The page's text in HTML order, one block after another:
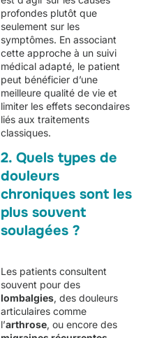
profondes plutôt que
seulement sur les
symptômes. En associant
cette approche à un suivi
médical adapté, le patient
peut bénéficier d’une
meilleure qualité de vie et
limiter les effets secondaires
liés aux traitements
classiques.
2. Quels types de
douleurs
chroniques sont les
plus souvent
soulagées ?
Les patients consultent
souvent pour des
lombalgies, des douleurs
articulaires comme
l’arthrose, ou encore des